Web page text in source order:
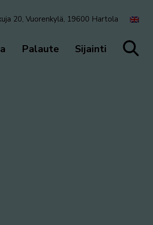
20, Vuorenkylä, 19600 Hartola
Palaute Sijainti